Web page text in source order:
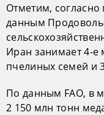
Отметим, согласно
данным
Иран занимает 4-е
пчелиных семей и
По данным FAO, в
2 150 млн тонн